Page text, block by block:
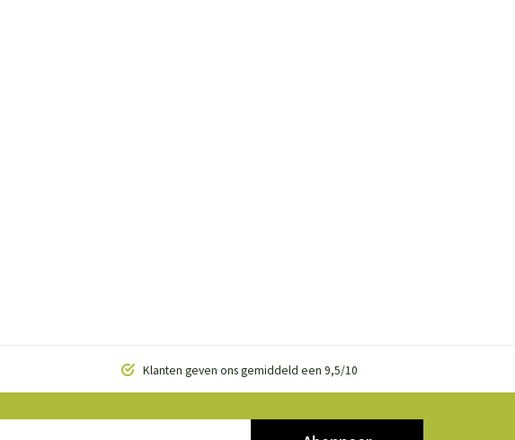
Klanten geven ons gemiddeld een 9,5/10